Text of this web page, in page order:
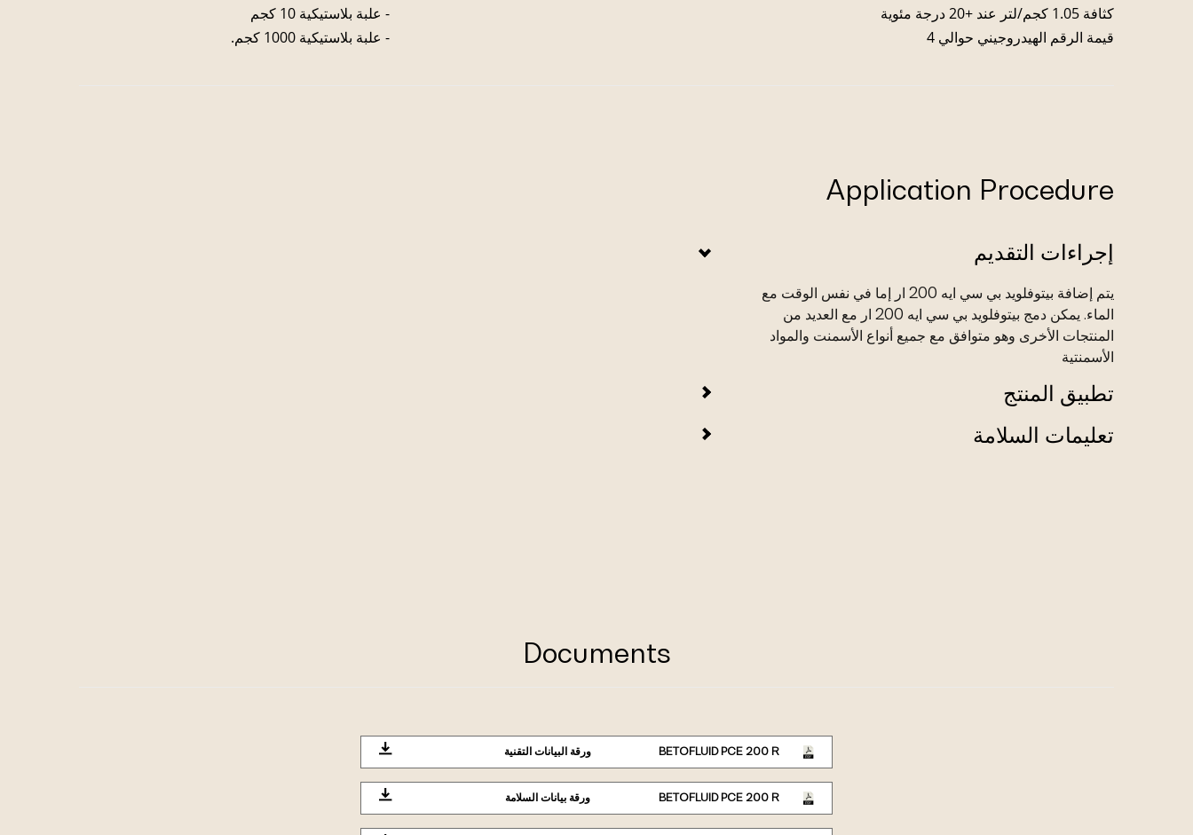
كثافة 1.05 كجم/لتر عند +20 درجة مئوية
قيمة الرقم الهيدروجيني حوالي 4
- علبة بلاستيكية 10 كجم
- علبة بلاستيكية 1000 كجم.
Application Procedure
إجراءات التقديم
يتم إضافة بيتوفلويد بي سي ايه 200 ار إما في نفس الوقت مع
الماء. يمكن دمج بيتوفلويد بي سي ايه 200 ار مع العديد من
المنتجات الأخرى وهو متوافق مع جميع أنواع الأسمنت والمواد
الأسمنتية
تطبيق المنتج
تعليمات السلامة
Documents
BETOFLUID PCE 200 R ورقة البيانات التقنية
BETOFLUID PCE 200 R ورقة بيانات السلامة